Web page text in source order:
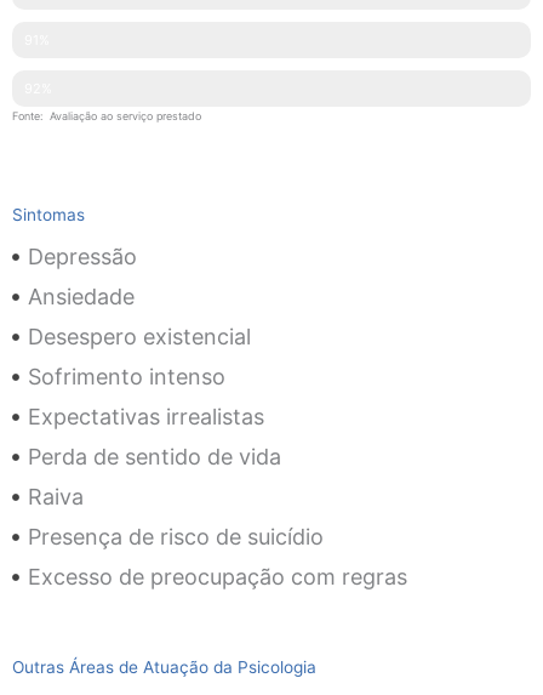
Fonte: Avaliação ao serviço prestado
Sintomas
Depressão
Ansiedade
Desespero existencial
Sofrimento intenso
Expectativas irrealistas
Perda de sentido de vida
Raiva
Presença de risco de suicídio
Excesso de preocupação com regras
Outras Áreas de Atuação da Psicologia